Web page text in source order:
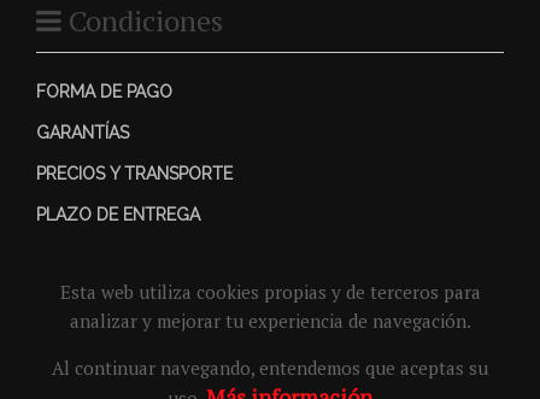
Condiciones
FORMA DE PAGO
GARANTÍAS
PRECIOS Y TRANSPORTE
PLAZO DE ENTREGA
Esta web utiliza cookies propias y de terceros para
analizar y mejorar tu experiencia de navegación.
Al continuar navegando, entendemos que aceptas su